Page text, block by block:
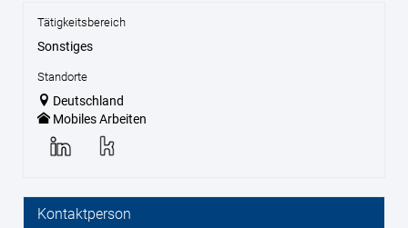
Tätigkeitsbereich
Sonstiges
Standorte
Deutschland
Mobiles Arbeiten
Kontaktperson